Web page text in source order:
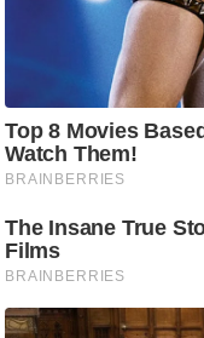
स्थ
ल
त
त्यो
हा
र